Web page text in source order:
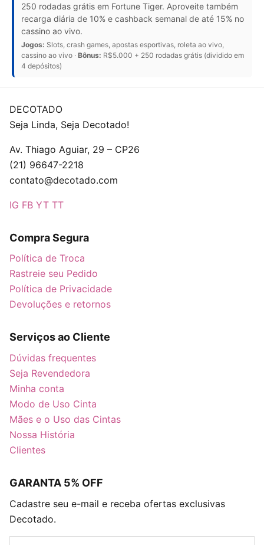
250 rodadas grátis em Fortune Tiger. Aproveite também
recarga diária de 10% e cashback semanal de até 15% no
cassino ao vivo.
Jogos: Slots, crash games, apostas esportivas, roleta ao vivo,
cassino ao vivo · Bônus: R$5.000 + 250 rodadas grátis (dividido em
4 depósitos)
DECOTADO
Seja Linda, Seja Decotado!
Av. Thiago Aguiar, 29 – CP26
(21) 96647-2218
contato@decotado.com
IG FB YT TT
Compra Segura
Política de Troca
Rastreie seu Pedido
Política de Privacidade
Devoluções e retornos
Serviços ao Cliente
Dúvidas frequentes
Seja Revendedora
Minha conta
Modo de Uso Cinta
Mães e o Uso das Cintas
Nossa História
Clientes
GARANTA 5% OFF
Cadastre seu e-mail e receba ofertas exclusivas
Decotado.